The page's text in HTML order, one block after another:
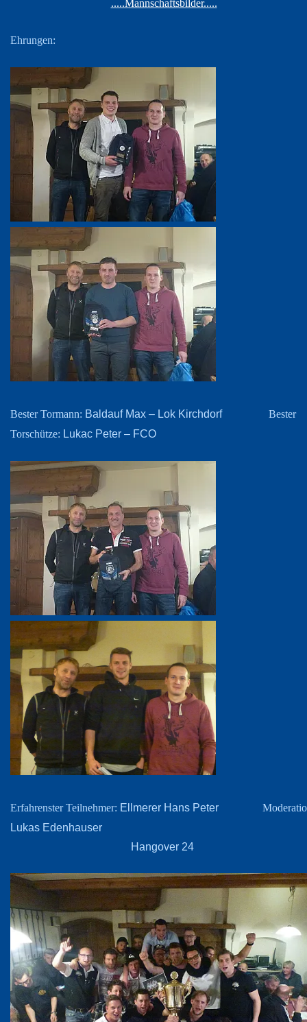
.....Mannschaftsbilder.....
Ehrungen:
Bester Tormann: Baldauf Max – Lok Kirchdorf Bester
Torschütze: Lukac Peter – FCO
Erfahrenster Teilnehmer: Ellmerer Hans Peter
Lukas Edenhauser
Hangover 24